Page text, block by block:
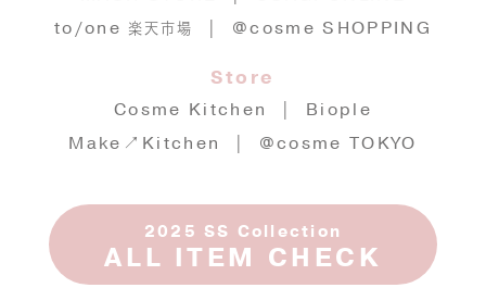
to/one 楽天市場 | @cosme SHOPPING
Store
Cosme Kitchen | Biople
Make↗Kitchen | @cosme TOKYO
2025 SS Collection
ALL ITEM CHECK